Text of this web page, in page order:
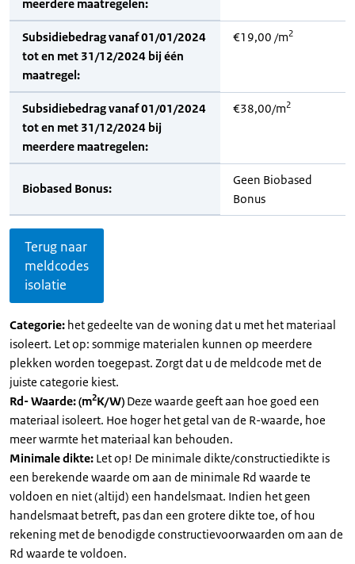
meerdere maatregelen:
Subsidiebedrag vanaf 01/01/2024
tot en met 31/12/2024 bij één
maatregel:
€19,00 /m2
Subsidiebedrag vanaf 01/01/2024
tot en met 31/12/2024 bij
meerdere maatregelen:
€38,00/m2
Biobased Bonus:
Geen Biobased
Bonus
Terug naar
meldcodes
isolatie
Categorie: het gedeelte van de woning dat u met het materiaal
isoleert. Let op: sommige materialen kunnen op meerdere
plekken worden toegepast. Zorgt dat u de meldcode met de
juiste categorie kiest.
Rd- Waarde: (m2K/W) Deze waarde geeft aan hoe goed een
materiaal isoleert. Hoe hoger het getal van de R-waarde, hoe
meer warmte het materiaal kan behouden.
Minimale dikte: Let op! De minimale dikte/constructiedikte is
een berekende waarde om aan de minimale Rd waarde te
voldoen en niet (altijd) een handelsmaat. Indien het geen
handelsmaat betreft, pas dan een grotere dikte toe, of hou
rekening met de benodigde constructievoorwaarden om aan de
Rd waarde te voldoen.